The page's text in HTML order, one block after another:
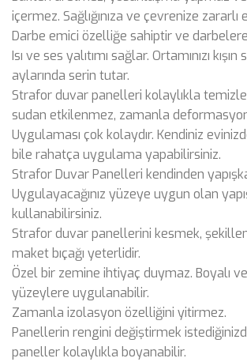
içermez. Sağlığınıza ve çevrenize
Darbe emici özelliğe sahiptir ve darbelere
Isı ve ses yalıtımı sağlar. Ortamınızı kışın
aylarında serin tutar.
Strafor duvar panelleri kolaylıkla
sudan etkilenmez, zamanla
Uygulaması çok kolaydır. Kendiniz
bile rahatça uygulama yapabilirsiniz.
Strafor Duvar Panelleri kendinden
Uygulayacağınız yüzeye uygun olan
kullanabilirsiniz.
Strafor duvar panellerini kesmek,
maket bıçağı yeterlidir.
Özel bir zemine ihtiyaç duymaz. Boyalı
yüzeylere uygulanabilir.
Zamanla izolasyon özelliğini yitirmez.
Panellerin rengini değiştirmek
paneller kolaylıkla boyanabilir.